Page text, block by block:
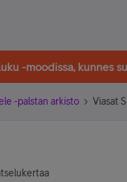
-moodissa, kunnes
-palstan arkisto Viasat